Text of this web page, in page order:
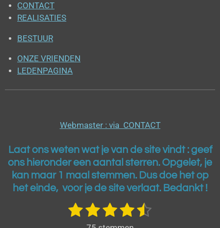
CONTACT
REALISATIES
BESTUUR
ONZE VRIENDEN
LEDENPAGINA
Webmaster : via CONTACT
Laat ons weten wat je van de site vindt : geef
ons hieronder een aantal sterren. Opgelet, je
kan maar 1 maal stemmen. Dus doe het op
het einde, voor je de site verlaat. Bedankt !
1 2 3 4 5